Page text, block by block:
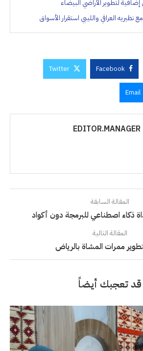
نظيريه العراقي والليبي استقرار الأسواق
Facebook
Twitter
Email
EDITOR.MANAGER
المقالة السابقة
ذكاء اصطناعي للبرمجة دون أكواد
المقالة التالية
ممرات المشاة بالرياض
قد تعجبك أيضاً